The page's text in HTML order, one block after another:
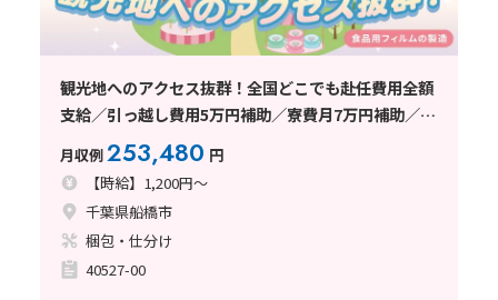
観光地へのアクセス抜群！全国どこでも赴任費用全額
支給／引っ越し費用5万円補助／寮費月7万円補助／格
安で美味しい食堂完備／食品パッケージの検査・梱包
月収例253,480 円
【時給】1,200円～
千葉県船橋市
梱包・仕分け
40527-00